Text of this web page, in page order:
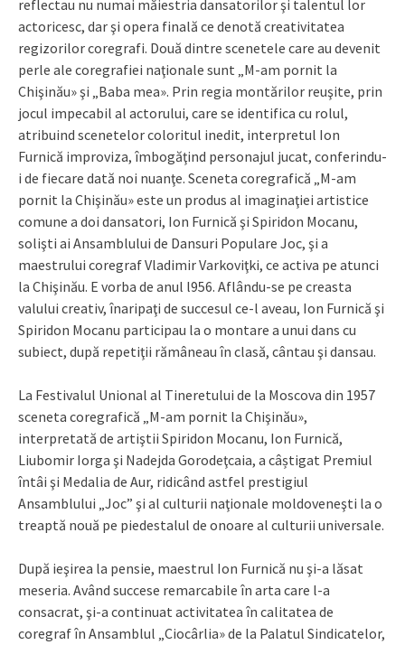
reflectau nu numai măiestria dansatorilor şi talentul lor
actoricesc, dar şi opera finală ce denotă creativitatea
regizorilor coregrafi. Două dintre scenetele care au devenit
perle ale coregrafiei naţionale sunt „M-am pornit la
Chişinău» şi „Baba mea». Prin regia montărilor reuşite, prin
jocul impecabil al actorului, care se identifica cu rolul,
atribuind scenetelor coloritul inedit, interpretul Ion
Furnică improviza, îmbogăţind personajul jucat, conferindu-
i de fiecare dată noi nuanţe. Sceneta coregrafică „M-am
pornit la Chişinău» este un produs al imaginaţiei artistice
comune a doi dansatori, Ion Furnică şi Spiridon Mocanu,
solişti ai Ansamblului de Dansuri Populare Joc, şi a
maestrului coregraf Vladimir Varkoviţki, ce activa pe atunci
la Chişinău. E vorba de anul l956. Aflându-se pe creasta
valului creativ, înaripaţi de succesul ce-l aveau, Ion Furnică şi
Spiridon Mocanu participau la o montare a unui dans cu
subiect, după repetiţii rămâneau în clasă, cântau şi dansau.
La Festivalul Unional al Tineretului de la Moscova din 1957
sceneta coregrafică „M-am pornit la Chişinău»,
interpretată de artiştii Spiridon Mocanu, Ion Furnică,
Liubomir Iorga şi Nadejda Gorodeţcaia, a câștigat Premiul
întâi şi Medalia de Aur, ridicând astfel prestigiul
Ansamblului „Joc” şi al culturii naţionale moldoveneşti la o
treaptă nouă pe piedestalul de onoare al culturii universale.
După ieşirea la pensie, maestrul Ion Furnică nu şi-a lăsat
meseria. Având succese remarcabile în arta care l-a
consacrat, şi-a continuat activitatea în calitatea de
coregraf în Ansamblul „Ciocârlia» de la Palatul Sindicatelor,